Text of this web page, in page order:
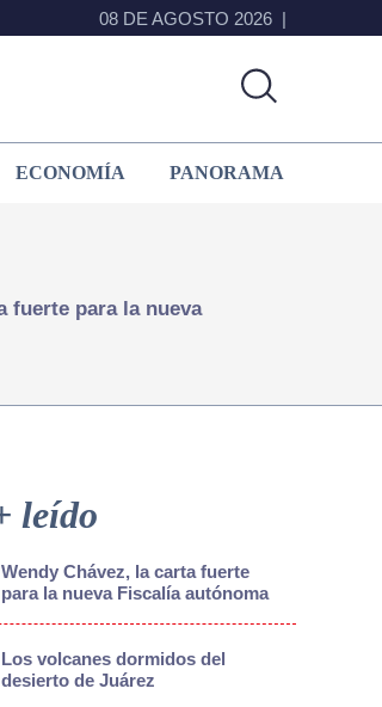
08 DE AGOSTO 2026
ECONOMÍA PANORAMA
fuerte para la nueva
leído
Wendy Chávez, la carta fuerte
para la nueva Fiscalía autónoma
Los volcanes dormidos del
desierto de Juárez